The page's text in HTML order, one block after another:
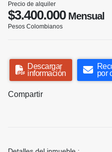
Precio de alquiler
$3.400.000Mensual
Pesos Colombianos
Descargar
información
por
Compartir